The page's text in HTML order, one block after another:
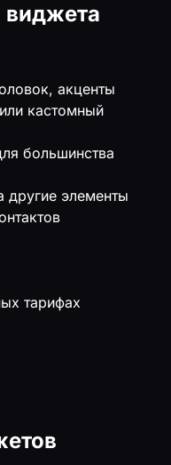
виджета
акценты
кастомный
большинства
другие элементы
тарифах